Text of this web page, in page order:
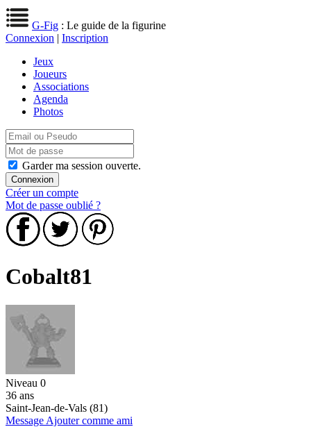
G-Fig : Le guide de la figurine
Connexion | Inscription
Jeux
Joueurs
Associations
Agenda
Photos
Garder ma session ouverte.
Créer un compte
Mot de passe oublié ?
Cobalt81
Niveau 0
36 ans
Saint-Jean-de-Vals (81)
Message Ajouter comme ami